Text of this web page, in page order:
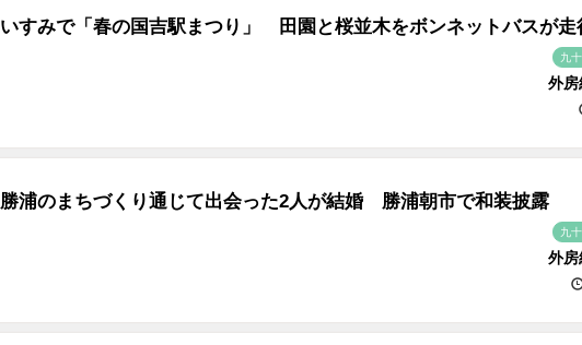
いすみで「春の国吉駅まつり」 田園と桜並木をボンネットバスが走
九
外房
勝浦のまちづくり通じて出会った2人が結婚 勝浦朝市で和装披露
九
外房